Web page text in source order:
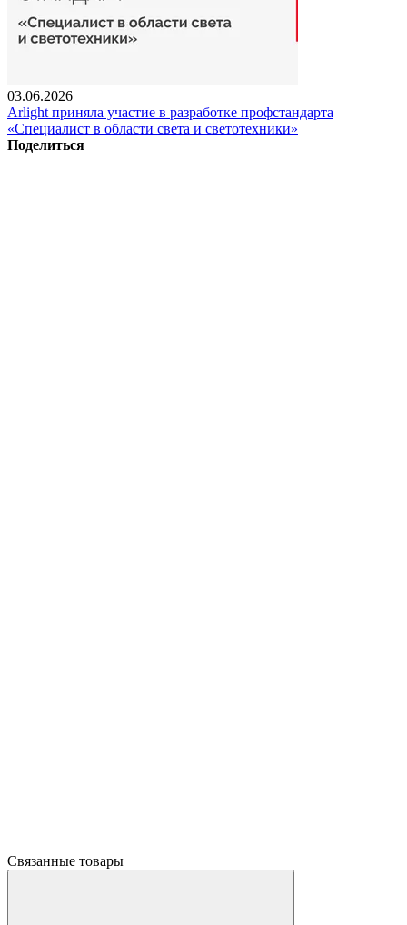
03.06.2026
Arlight приняла участие в разработке профстандарта
«Специалист в области света и светотехники»
Поделиться
Связанные товары